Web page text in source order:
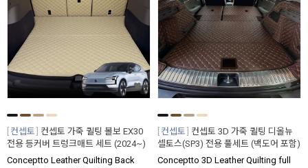
컨셉토
컨셉토 가죽 퀼팅 볼보 EX30
전용 등커버 트렁크매트 세트 (2024~)
Conceptto Leather Quilting Back
컨셉토
컨셉토 3D 가죽 퀼팅 디올뉴
셀토스(SP3) 전용 풀세트 (백도어 포함)
Conceptto 3D Leather Quilting full